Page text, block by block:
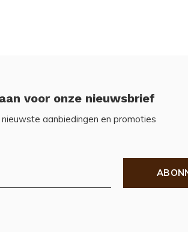
voor onze nieuwsbrief
aanbiedingen en promoties